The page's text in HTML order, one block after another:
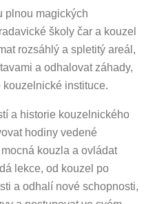
plnou magických
školy čar a kouzel
rozsáhlý a spletitý areál,
a odhalovat záhady,
instituce.
a historie kouzelnického
hodiny vedené
kouzla a ovládat
lekce, od kouzel po
a odhalí nové schopnosti,